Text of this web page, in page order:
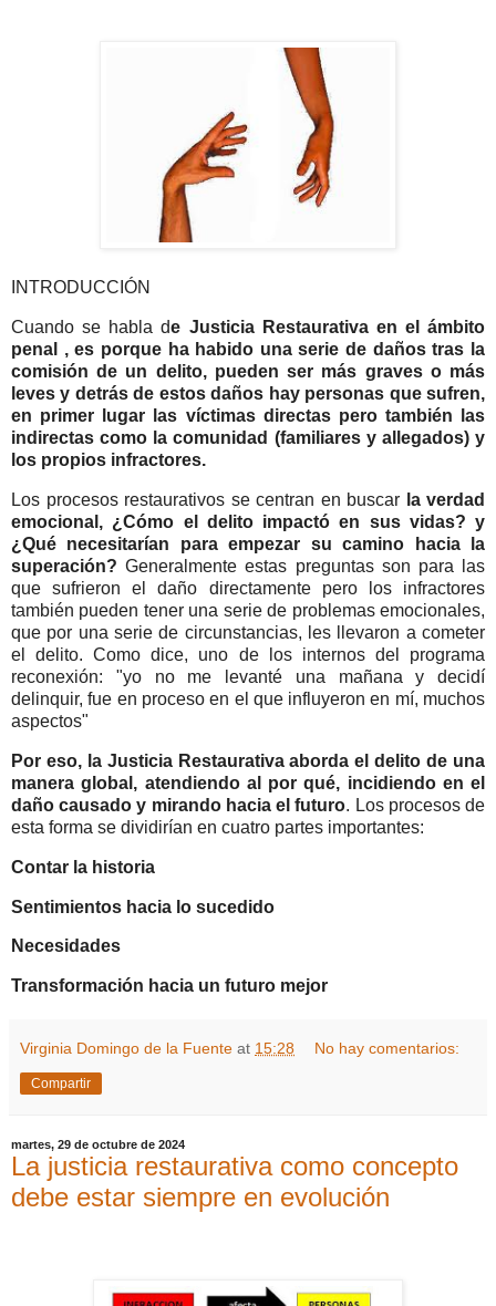
INTRODUCCIÓN
Cuando se habla de Justicia Restaurativa en el ámbito
penal , es porque ha habido una serie de daños tras la
comisión de un delito, pueden ser más graves o más
leves y detrás de estos daños hay personas que sufren,
en primer lugar las víctimas directas pero también las
indirectas como la comunidad (familiares y allegados) y
los propios infractores.
Los procesos restaurativos se centran en buscar la verdad
emocional, ¿Cómo el delito impactó en sus vidas? y
¿Qué necesitarían para empezar su camino hacia la
superación? Generalmente estas preguntas son para las
que sufrieron el daño directamente pero los infractores
también pueden tener una serie de problemas emocionales,
que por una serie de circunstancias, les llevaron a cometer
el delito. Como dice, uno de los internos del programa
reconexión: "yo no me levanté una mañana y decidí
delinquir, fue en proceso en el que influyeron en mí, muchos
aspectos"
Por eso, la Justicia Restaurativa aborda el delito de una
manera global, atendiendo al por qué, incidiendo en el
daño causado y mirando hacia el futuro. Los procesos de
esta forma se dividirían en cuatro partes importantes:
Contar la historia
Sentimientos hacia lo sucedido
Necesidades
Transformación hacia un futuro mejor
Virginia Domingo de la Fuente at 15:28 No hay comentarios:
Compartir
martes, 29 de octubre de 2024
La justicia restaurativa como concepto
debe estar siempre en evolución